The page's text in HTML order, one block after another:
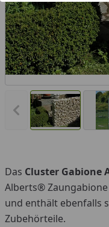
Vorheriges Bild
Das Cluster Gabione
Alberts®
und enthält ebenfalls
Zubehörteile.